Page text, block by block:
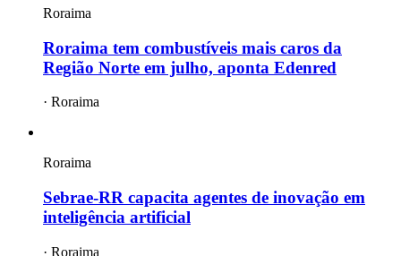
Roraima
Roraima tem combustíveis mais caros da
Região Norte em julho, aponta Edenred
· Roraima
Roraima
Sebrae-RR capacita agentes de inovação em
inteligência artificial
· Roraima